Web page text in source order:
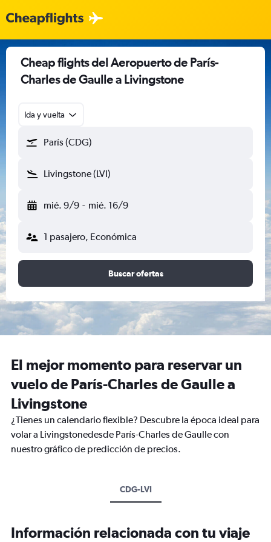
Cheap flights del Aeropuerto de París-
Charles de Gaulle a Livingstone
Ida y vuelta
París (CDG)
Livingstone (LVI)
mié. 9/9 - mié. 16/9
1 pasajero, Económica
Buscar ofertas
El mejor momento para reservar un
vuelo de París-Charles de Gaulle a
Livingstone
¿Tienes un calendario flexible? Descubre la época ideal para
volar a Livingstonedesde París-Charles de Gaulle con
nuestro gráfico de predicción de precios.
CDG-LVI
Información relacionada con tu viaje